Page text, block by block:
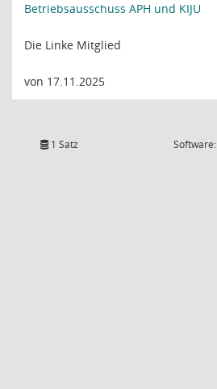
Betriebsausschuss APH und KIJU
Die Linke Mitglied
von 17.11.2025
1 Satz Software: